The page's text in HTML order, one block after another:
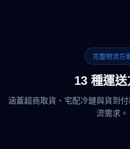
完整物流方
13 種運送
涵蓋超商取貨、宅配冷鏈與貨到
流需求。